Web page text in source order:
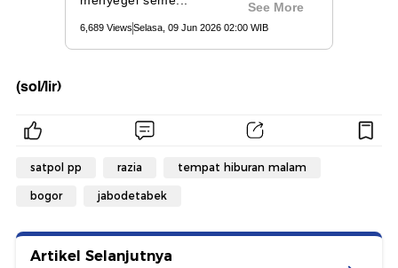
(sol/lir)
satpol pp razia tempat hiburan malam
bogor jabodetabek
Artikel Selanjutnya